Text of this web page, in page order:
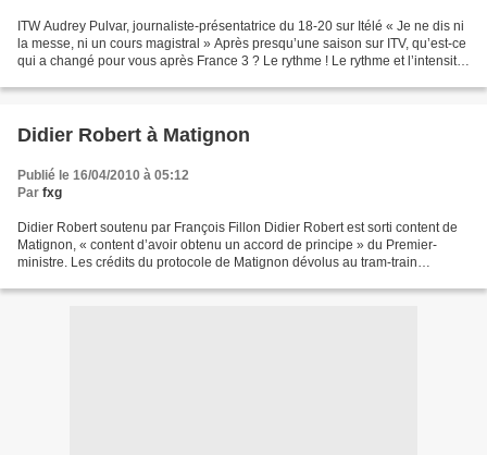
ITW Audrey Pulvar, journaliste-présentatrice du 18-20 sur Itélé « Je ne dis ni
la messe, ni un cours magistral » Après presqu’une saison sur ITV, qu’est-ce
qui a changé pour vous après France 3 ? Le rythme ! Le rythme et l’intensité
Didier Robert à Matignon
Publié le 16/04/2010 à 05:12
Par fxg
Didier Robert soutenu par François Fillon Didier Robert est sorti content de
Matignon, « content d’avoir obtenu un accord de principe » du Premier-
ministre. Les crédits du protocole de Matignon dévolus au tram-train